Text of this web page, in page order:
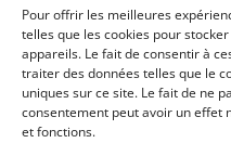
Pour offrir les meilleures
telles que les cookies pour
appareils. Le fait de consentir à
traiter des données telles que le
uniques sur ce site. Le fait de ne
consentement peut avoir un effet
et fonctions.
SERVICE
Lundi - Vendredi :
09h00 - 12h00, 14h00